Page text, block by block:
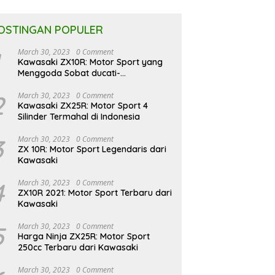
POPULER
March 30, 2023 0 Comment
Kawasaki ZX10R: Motor Sport yang
Menggoda Sobat ducati-
March 30, 2023 0 Comment
Kawasaki ZX25R: Motor Sport 4
Silinder Termahal di Indonesia
March 30, 2023 0 Comment
ZX 10R: Motor Sport Legendaris dari
Kawasaki
March 30, 2023 0 Comment
ZX10R 2021: Motor Sport Terbaru dari
Kawasaki
March 30, 2023 0 Comment
Harga Ninja ZX25R: Motor Sport
250cc Terbaru dari Kawasaki
March 30, 2023 0 Comment